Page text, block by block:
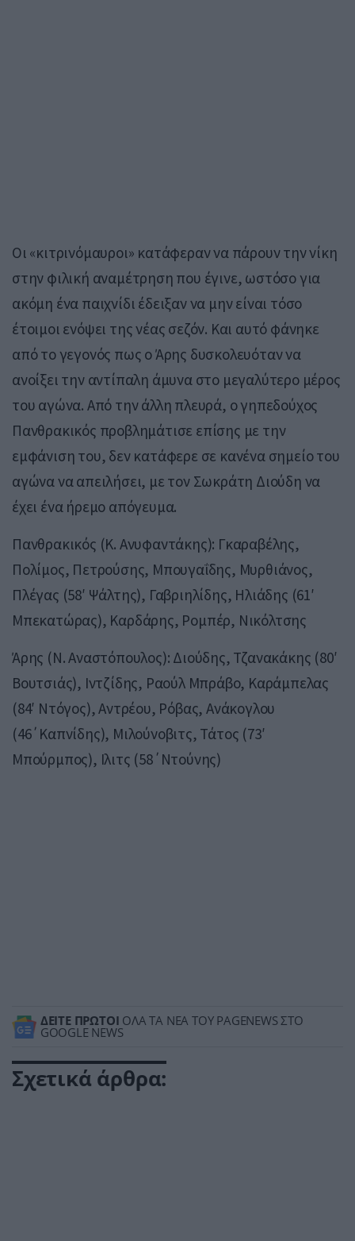
Οι «κιτρινόμαυροι» κατάφεραν να πάρουν την νίκη
στην φιλική αναμέτρηση που έγινε, ωστόσο για
ακόμη ένα παιχνίδι έδειξαν να μην είναι τόσο
έτοιμοι ενόψει της νέας σεζόν. Και αυτό φάνηκε
από το γεγονός πως ο Άρης δυσκολευόταν να
ανοίξει την αντίπαλη άμυνα στο μεγαλύτερο μέρος
του αγώνα. Από την άλλη πλευρά, ο γηπεδούχος
Πανθρακικός προβλημάτισε επίσης με την
εμφάνιση του, δεν κατάφερε σε κανένα σημείο του
αγώνα να απειλήσει, με τον Σωκράτη Διούδη να
έχει ένα ήρεμο απόγευμα.
Πανθρακικός (Κ. Ανυφαντάκης): Γκαραβέλης,
Πολίμος, Πετρούσης, Μπουγαΐδης, Μυρθιάνος,
Πλέγας (58′ Ψάλτης), Γαβριηλίδης, Ηλιάδης (61′
Μπεκατώρας), Καρδάρης, Ρομπέρ, Νικόλτσης
Άρης (Ν. Αναστόπουλος): Διούδης, Τζανακάκης (80′
Βουτσιάς), Ιντζίδης, Ραούλ Μπράβο, Καράμπελας
(84′ Ντόγος), Αντρέου, Ρόβας, Ανάκογλου
(46΄Καπνίδης), Μιλούνοβιτς, Τάτος (73′
Μπούρμπος), Ιλιτς (58΄Ντούνης)
ΔΕΙΤΕ ΠΡΩΤΟΙ ΟΛΑ ΤΑ ΝΕΑ ΤΟΥ PAGENEWS ΣΤΟ
GOOGLE NEWS
Σχετικά άρθρα: